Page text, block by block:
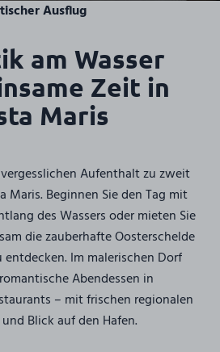
Ausflug
am Wasser
Zeit in
Maris
Aufenthalt zu zweit
Maris. Beginnen Sie den Tag mit
des Wassers oder mieten Sie
die zauberhafte Oosterschelde
entdecken. Im malerischen Dorf
Abendessen in
– mit frischen regionalen
Blick auf den Hafen.